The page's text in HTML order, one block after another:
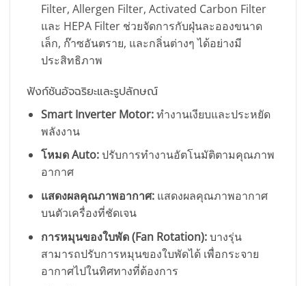
Filter, Allergen Filter, Activated Carbon Filter
และ HEPA Filter ช่วยจัดการกับฝุ่นละอองขนาด
เล็ก, ก๊าซอันตราย, และกลิ่นต่างๆ ได้อย่างมี
ประสิทธิภาพ
ฟังก์ชันอัจฉริยะและรูปลักษณ์
Smart Inverter Motor:ทำงานเงียบและประหยัด
พลังงาน
โหมด Auto:ปรับการทำงานอัตโนมัติตามคุณภาพ
อากาศ
แสดงผลคุณภาพอากาศ:แสดงผลคุณภาพอากาศ
บนตัวเครื่องที่ชัดเจน
การหมุนของใบพัด (Fan Rotation):บางรุ่น
สามารถปรับการหมุนของใบพัดได้ เพื่อกระจาย
อากาศไปในทิศทางที่ต้องการ